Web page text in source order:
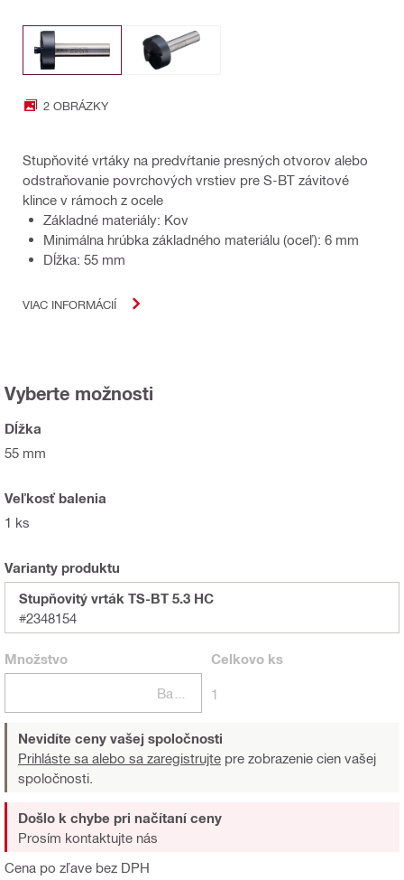
2 OBRÁZKY
Stupňovité vrtáky na predvŕtanie presných otvorov alebo
odstraňovanie povrchových vrstiev pre S-BT závitové
klince v rámoch z ocele
Základné materiály: Kov
Minimálna hrúbka základného materiálu (oceľ): 6 mm
Dĺžka: 55 mm
VIAC INFORMÁCIÍ
Vyberte možnosti
Dĺžka
55 mm
Veľkosť balenia
1 ks
Varianty produktu
Stupňovitý vrták TS-BT 5.3 HC
#2348154
Množstvo Celkovo ks
1
Nevidíte ceny vašej spoločnosti
Prihláste sa alebo sa zaregistrujte pre zobrazenie cien vašej
spoločnosti.
Cena po zľave bez DPH
Došlo k chybe pri načítaní ceny
Prosím kontaktujte nás